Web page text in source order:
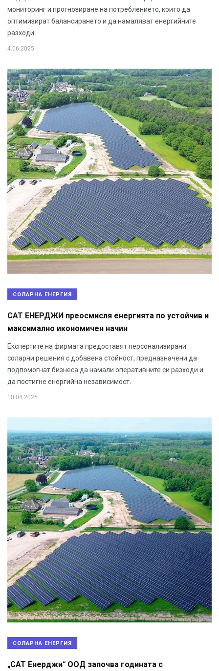
мониторинг и прогнозиране на потреблението, които да
оптимизират балансирането и да намаляват енергийните
разходи.
4.06.2025
СОЛАРНА ЕНЕРГИЯ
САТ ЕНЕРДЖИ преосмисля енергията по устойчив и
максимално икономичен начин
Експертите на фирмата предоставят персонализирани
соларни решения с добавена стойност, предназначени да
подпомогнат бизнеса да намали оперативните си разходи и
да постигне енергийна независимост.
10.04.2025
СОЛАРНА ЕНЕРГИЯ
„САТ Енерджи“ ООД започва годината с